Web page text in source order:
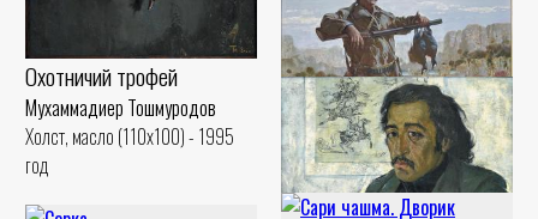
Охотничий трофей
Мухаммадиер Тошмуродов
Холст, масло (110x100) - 1995
год